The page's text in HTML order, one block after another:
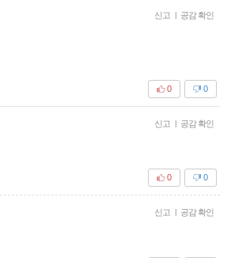
신고 | 공감 확인
0
0
신고 | 공감 확인
0
0
신고 | 공감 확인